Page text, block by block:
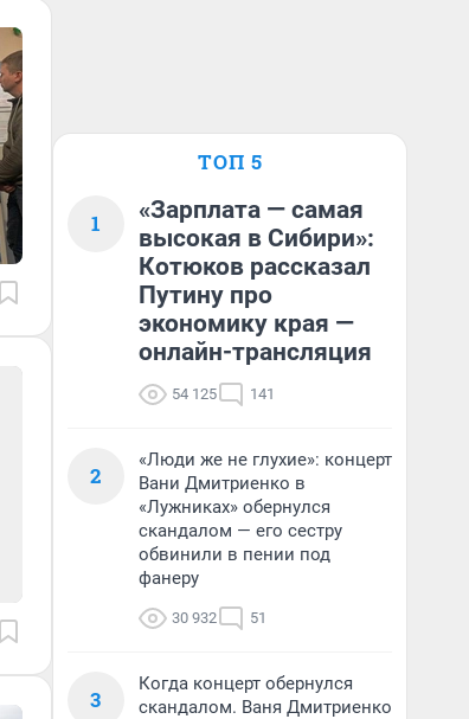
ТОП 5
1
«Зарплата — самая
высокая в Сибири»:
Котюков рассказал
Путину про
экономику края —
онлайн-трансляция
54 125 141
2
«Люди же не глухие»: концерт
Вани Дмитриенко в
«Лужниках» обернулся
скандалом — его сестру
обвинили в пении под
фанеру
30 932 51
3
Когда концерт обернулся
скандалом. Ваня Дмитриенко